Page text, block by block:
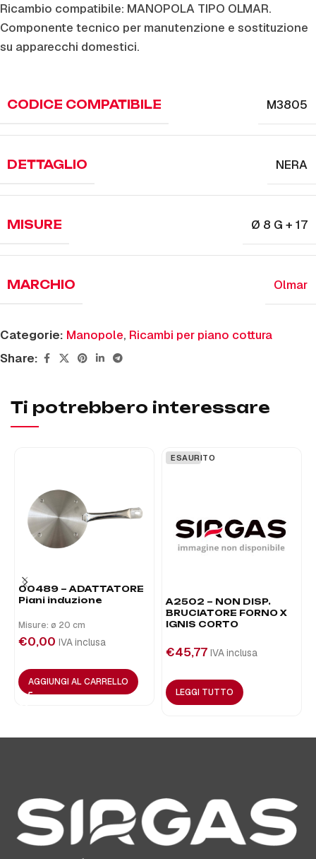
Ricambio compatibile: MANOPOLA TIPO OLMAR.
Componente tecnico per manutenzione e sostituzione
su apparecchi domestici.
CODICE COMPATIBILE M3805
DETTAGLIO NERA
MISURE Ø 8 G + 17
MARCHIO Olmar
Categorie: Manopole, Ricambi per piano cottura
Share:
Ti potrebbero interessare
00489 – ADATTATORE
Piani induzione
Misure: ø 20 cm
€0,00 IVA inclusa
AGGIUNGI AL CARRELLO
ESAURITO
A2502 – NON DISP.
BRUCIATORE FORNO X
IGNIS CORTO
€45,77 IVA inclusa
LEGGI TUTTO